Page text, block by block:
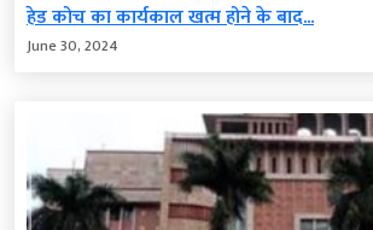
हेड कोच का कार्यकाल खत्म होने के बाद...
June 30, 2024